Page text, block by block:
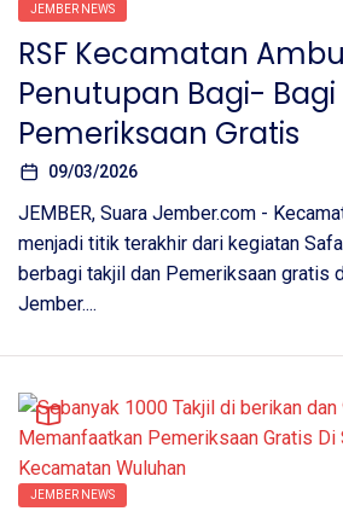
JEMBER NEWS
RSF Kecamatan
Penutupan Bagi- Bagi
Pemeriksaan Gratis
09/03/2026
JEMBER, Suara Jember.com -
menjadi titik terakhir dari kegiatan
berbagi takjil dan Pemeriksaan gratis
Jember....
JEMBER NEWS